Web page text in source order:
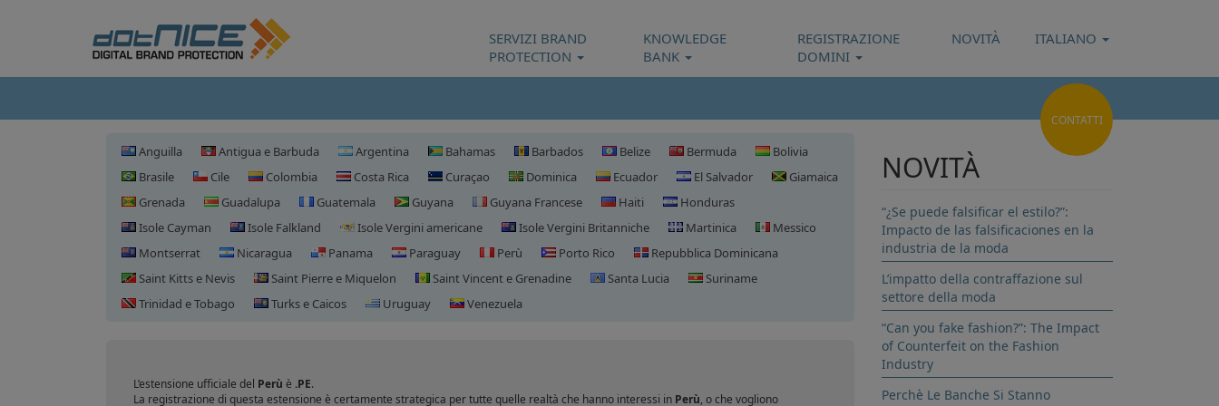
SERVIZI BRAND
PROTECTION
KNOWLEDGE
BANK
REGISTRAZIONE
DOMINI
NOVITÀ ITALIANO
Anguilla Antigua e Barbuda Argentina Bahamas Barbados Belize Bermuda
Bolivia
Brasile
Cile Colombia Costa Rica Curaçao Dominica Ecuador El Salvador
Giamaica
Grenada
Guadalupa Guatemala Guyana Guyana Francese Haiti
Honduras
Isole Cayman
Isole Falkland Isole Vergini americane Isole Vergini Britanniche Martinica
Messico
Montserrat
Nicaragua Panama Paraguay Perù Porto Rico
Repubblica Dominicana
Saint Kitts e Nevis
Saint Pierre e Miquelon Saint Vincent e Grenadine Santa Lucia
Suriname
Trinidad e Tobago
Turks e Caicos Uruguay Venezuela
L’estensione ufficiale del Perù è .PE.
La registrazione di questa estensione è certamente strategica per tutte quelle realtà che hanno interessi in Perù, o che vogliono
CONTATTI
NOVITÀ
“¿Se puede falsificar el estilo?”:
Impacto de las falsificaciones en la
industria de la moda
L’impatto della contraffazione sul
settore della moda
“Can you fake fashion?”: The Impact
of Counterfeit on the Fashion
Industry
Perchè Le Banche Si Stanno